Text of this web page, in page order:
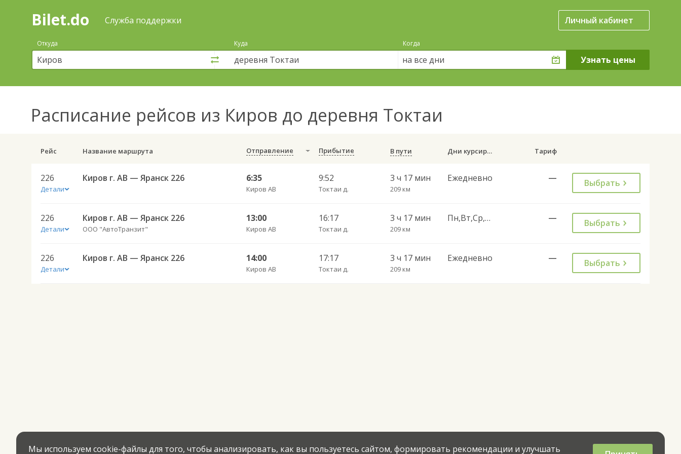
Поиск
покупка
билетов
автобус
онлайн
Bilet.do Служба поддержки Личный кабинет
Откуда Куда Когда
на все дни
Расписание рейсов из Киров до деревня Токтаи
Рейс Название маршрута Отправление Прибытие В пути Дни курсирования Тариф
226
Детали
Киров г. АВ — Яранск 226 6:35
Киров АВ
9:52
Токтаи д.
3 ч 17 мин
209 км
Ежедневно — Выбрать
226
Детали
Киров г. АВ — Яранск 226
ООО "АвтоТранзит"
13:00
Киров АВ
16:17
Токтаи д.
3 ч 17 мин
209 км
Пн,Вт,Ср,Чт,Пт — Выбрать
226
Детали
Киров г. АВ — Яранск 226 14:00
Киров АВ
17:17
Токтаи д.
3 ч 17 мин
209 км
Ежедневно — Выбрать
Мы используем cookie-файлы для того, чтобы анализировать, как вы пользуетесь сайтом, формировать рекомендации и улучшать